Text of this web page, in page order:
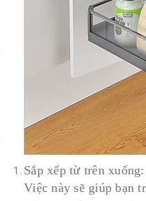
Sắp xếp từ trên
Việc này sẽ giúp bạn